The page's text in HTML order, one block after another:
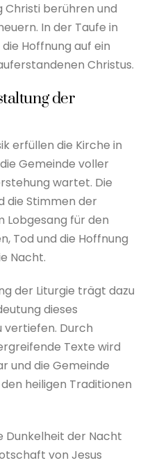
Christi berühren und
In der Taufe in
Hoffnung auf ein
Christus.
der
erfüllen die Kirche in
Gemeinde voller
wartet. Die
die Stimmen der
Lobgesang für den
Tod und die Hoffnung
Nacht.
der Liturgie trägt dazu
dieses
vertiefen. Durch
Texte wird
und die Gemeinde
heiligen Traditionen
Dunkelheit der Nacht
von Jesus